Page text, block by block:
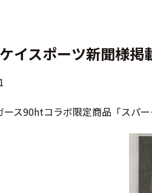
ケイスポーツ新聞様
ース90htコラボ限定商品「スパ